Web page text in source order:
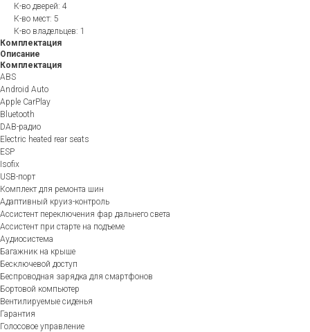
К-во дверей: 4
К-во мест: 5
К-во владельцев: 1
Комплектация
Описание
Комплектация
ABS
Android Auto
Apple CarPlay
Bluetooth
DAB-радио
Electric heated rear seats
ESP
Isofix
USB-порт
Комплект для ремонта шин
Адаптивный круиз-контроль
Ассистент переключения фар дальнего света
Ассистент при старте на подъеме
Аудиосистема
Багажник на крыше
Бесключевой доступ
Беспроводная зарядка для смартфонов
Бортовой компьютер
Вентилируемые сиденья
Гарантия
Голосовое управление